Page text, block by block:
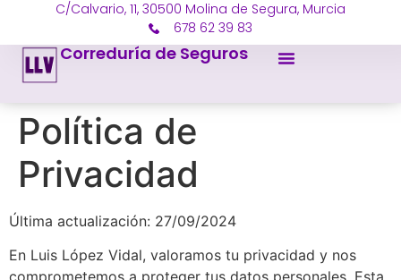
C/Calvario, 11, 30500 Molina de Segura, Murcia
678 62 39 83
Correduría de Seguros
Política de
Privacidad
Última actualización: 27/09/2024
En Luis López Vidal, valoramos tu privacidad y nos